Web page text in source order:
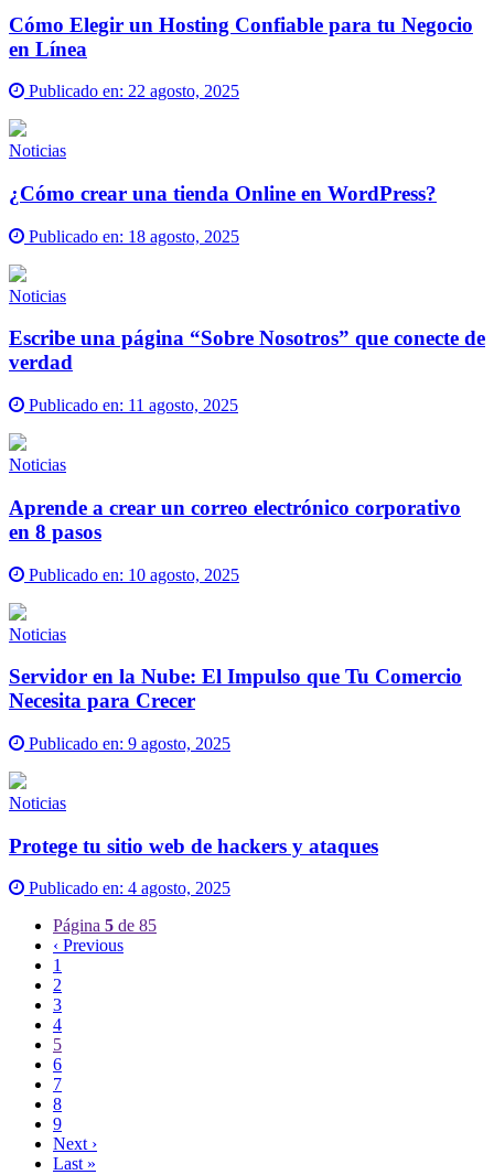
Cómo Elegir un Hosting Confiable para tu Negocio
en Línea
Publicado en: 22 agosto, 2025
Noticias
¿Cómo crear una tienda Online en WordPress?
Publicado en: 18 agosto, 2025
Noticias
Escribe una página “Sobre Nosotros” que conecte de
verdad
Publicado en: 11 agosto, 2025
Noticias
Aprende a crear un correo electrónico corporativo
en 8 pasos
Publicado en: 10 agosto, 2025
Noticias
Servidor en la Nube: El Impulso que Tu Comercio
Necesita para Crecer
Publicado en: 9 agosto, 2025
Noticias
Protege tu sitio web de hackers y ataques
Publicado en: 4 agosto, 2025
Página 5 de 85
‹ Previous
1
2
3
4
5
6
7
8
9
Next ›
Last »